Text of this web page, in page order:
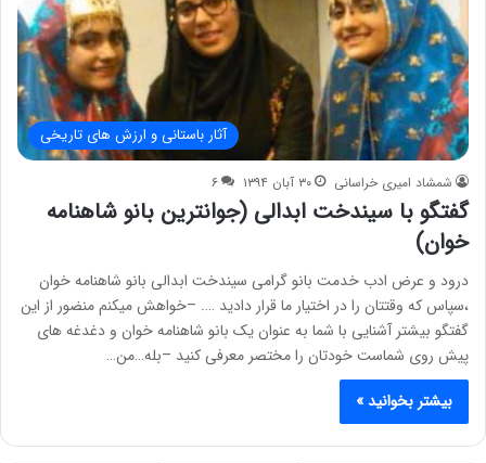
آثار باستانی و ارزش های تاریخی
شمشاد امیری خراسانی ۳۰ آبان ۱۳۹۴ ۶
گفتگو با سیندخت ابدالی (جوانترین بانو شاهنامه
خوان)
درود و عرض ادب خدمت بانو گرامی سیندخت ابدالی بانو شاهنامه خوان
،سپاس که وقتتان را در اختیار ما قرار دادید …. –خواهش میکنم منضور از این
گفتگو بیشتر آشنایی با شما به عنوان یک بانو شاهنامه خوان و دغدغه های
پیش روی شماست خودتان را مختصر معرفی کنید –بله…من…
بیشتر بخوانید »